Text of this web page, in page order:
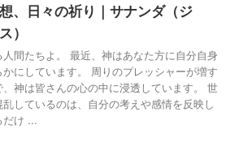
、日々の祈り｜サナンダ（ジ
）
人間たちよ。 最近、神はあなた方に自分自身
かにしています。 周りのプレッシャーが増す
、神は皆さんの心の中に浸透しています。 世
乱しているのは、自分の考えや感情を反映し
だけ ...